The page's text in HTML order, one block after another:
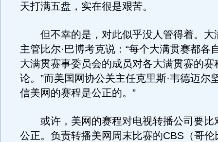
天打满五盘，实在很是艰苦。
但不幸的是，对此似乎没人管得着。大
主管比尔·巴博考克说：“每个大满贯赛都各
大满贯赛事委员会的成员对各大满贯赛的赛
论。”而美国网协公关主任克里斯·韦德迈尔
信美网的赛程是公正的。”
或许，美网的赛程对电视转播公司要比
公正。负责转播美网周末比赛的CBS（哥伦